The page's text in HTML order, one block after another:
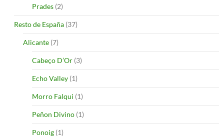
Prades (2)
Resto de España (37)
Alicante (7)
Cabeço D’Or (3)
Echo Valley (1)
Morro Falqui (1)
Peñon Divino (1)
Ponoig (1)